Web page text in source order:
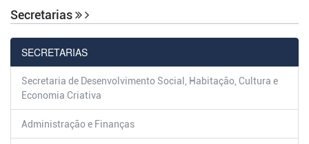
Secretarias
SECRETARIAS
Secretaria de Desenvolvimento Social, Habitação, Cultura e
Economia Criativa
Administração e Finanças